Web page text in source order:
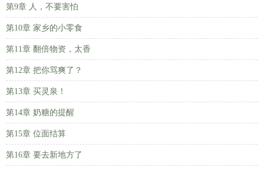
第9章 人，不要害怕
第10章 家乡的小零食
第11章 翻倍物资，太香
第12章 把你骂爽了？
第13章 买灵泉！
第14章 奶糖的提醒
第15章 位面结算
第16章 要去新地方了